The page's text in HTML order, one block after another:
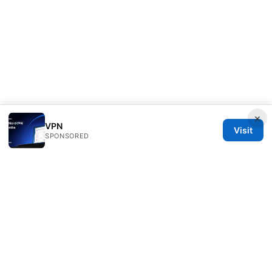
×
VPN
SPONSORED
Visit